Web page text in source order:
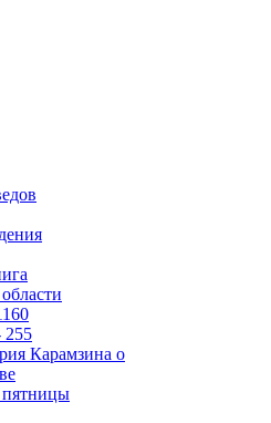
255
Карамзина о
пятницы